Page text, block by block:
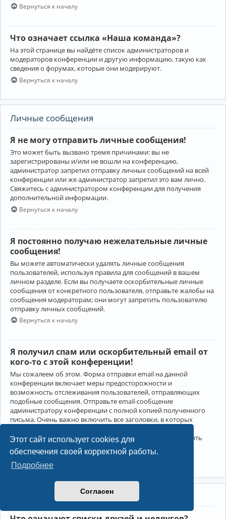
Этот сайт использует cookies для
обеспечения своей корректной работы.
Подробнее
Согласен
Вернуться к началу
Что означает ссылка «Наша команда»?
На этой странице вы найдёте список администраторов и
модераторов конференции и другую информацию, такую как
сведения о форумах, которые они модерируют.
Вернуться к началу
Личные сообщения
Я не могу отправить личные сообщения!
Это может быть вызвано тремя причинами: вы не
зарегистрированы и/или не вошли на конференцию,
администратор запретил отправку личных сообщений на всей
конференции или же администратор запретил это вам лично.
Свяжитесь с администратором конференции для получения
дополнительной информации.
Вернуться к началу
Я постоянно получаю нежелательные личные
сообщения!
Вы можете автоматически удалять личные сообщения
пользователей, используя правила для сообщений в вашем
личном разделе. Если вы получаете оскорбительные личные
сообщения от конкретного пользователя, отправьте жалобы на
сообщения модераторам; они могут запретить пользователю
отправку личных сообщений.
Вернуться к началу
Я получил спам или оскорбительный email от
кого-то с этой конференции!
Мы сожалеем об этом. Форма отправки email на данной
конференции включает меры предосторожности и
возможность отслеживания пользователей, отправляющих
подобные сообщения. Отправьте email-сообщение
администратору конференции с полной копией полученного
письма. Очень важно включить все заголовки, в которых
Администратор конференции сможет в этом случае принять
меры.
Друзья и недруги